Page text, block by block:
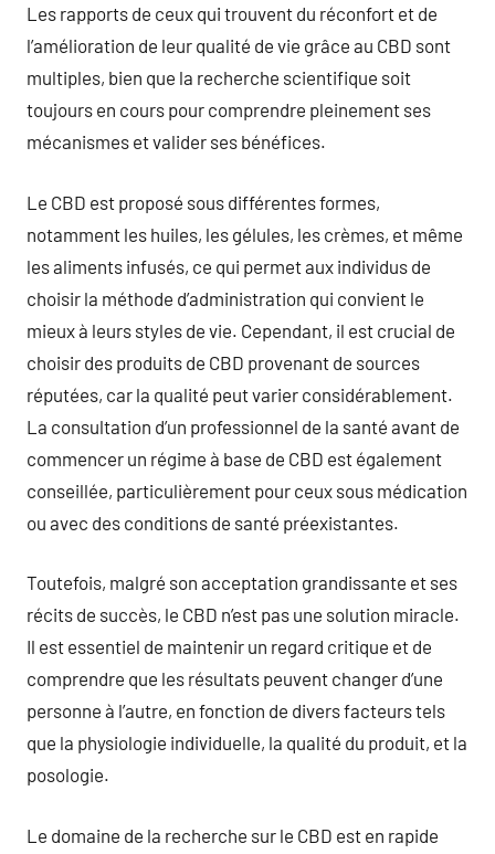
Les rapports de ceux qui trouvent du réconfort et de
l’amélioration de leur qualité de vie grâce au CBD sont
multiples, bien que la recherche scientifique soit
toujours en cours pour comprendre pleinement ses
mécanismes et valider ses bénéfices.
Le CBD est proposé sous différentes formes,
notamment les huiles, les gélules, les crèmes, et même
les aliments infusés, ce qui permet aux individus de
choisir la méthode d’administration qui convient le
mieux à leurs styles de vie. Cependant, il est crucial de
choisir des produits de CBD provenant de sources
réputées, car la qualité peut varier considérablement.
La consultation d’un professionnel de la santé avant de
commencer un régime à base de CBD est également
conseillée, particulièrement pour ceux sous médication
ou avec des conditions de santé préexistantes.
Toutefois, malgré son acceptation grandissante et ses
récits de succès, le CBD n’est pas une solution miracle.
Il est essentiel de maintenir un regard critique et de
comprendre que les résultats peuvent changer d’une
personne à l’autre, en fonction de divers facteurs tels
que la physiologie individuelle, la qualité du produit, et la
posologie.
Le domaine de la recherche sur le CBD est en rapide